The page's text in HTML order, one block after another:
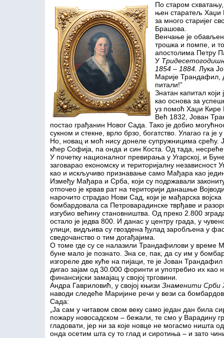
По старом
њен старатељ Хаџи
за много старијег
Брашова.
Венчање је
трошка и помпе, и
апостолима Петру
У
1854 – 1884. Лука
Марије Трандафил,
питали!”
Знатан капитал
као основа за
уз помоћ Хаџи Кире
Већ 1832, Јован
постао грађанин Новог Сада. Тако је добио
сукном и стекне, врло брзо, богатство. Улагао га је
Но, новац и моћ нису донеле супружницима срећу.
кћер Софија, па онда и син Коста. Од тада,
У почетку националног превирања у Угарској, и
заговарао економску и територијалну независност
као и искључиво признавање само Мађара као
Између Мађара и Срба, који су подржавали
отпочео је крвав рат на територији данашње
нарочито страдао Нови Сад, који је мађарска војска
бомбардовала са Петроварадинске тврђаве и
изгубио већину становништва. Од преко 2.800
остало је једва 800. И данас у центру града, у
улици, видљива су гвоздена ђулад заробљена у
сведочанство о тим догађајима.
О томе где су се налазили Трандафилови у време
буне мало је познато. Зна се, пак, да су им у
изгореле две куће на пијаци, те је Јован
дигао зајам од 30.000 форинти и употребио их као
финансијски замајац у својој трговини.
Андра Гавриловић, у својој књизи Знаменити Срби
наводи следеће Маријине речи у вези са
Сада:
„Ја сам у читавом свом веку само један дан била
пожару новосадском – бежали, те смо у Варадину
гладовати, јер ни за које новце не могасмо ништа
онда осетим шта су то глад и сиротиња – и зато